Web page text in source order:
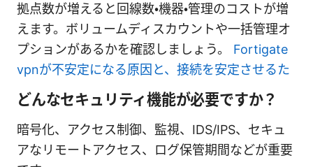
拠点数が増えると回線数・機器・管理のコストが増
えます。ボリュームディスカウントや一括管理オ
プションがあるかを確認しましょう。 Fortigate
vpnが不安定になる原因と、接続を安定させるた
どんなセキュリティ機能が必要ですか？
暗号化、アクセス制御、監視、IDS/IPS、セキュ
アなリモートアクセス、ログ保管期間などが重要